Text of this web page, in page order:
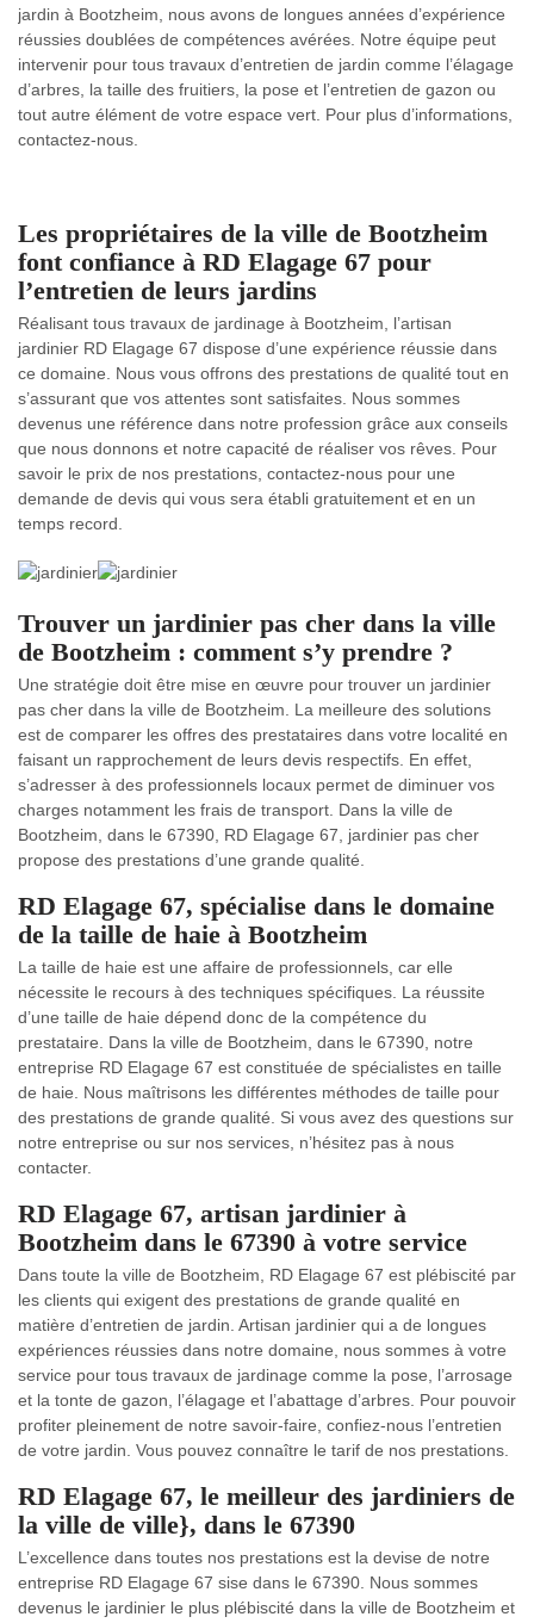
jardin à Bootzheim, nous avons de longues années d’expérience
réussies doublées de compétences avérées. Notre équipe peut
intervenir pour tous travaux d’entretien de jardin comme l’élagage
d’arbres, la taille des fruitiers, la pose et l’entretien de gazon ou
tout autre élément de votre espace vert. Pour plus d’informations,
contactez-nous.
Les propriétaires de la ville de Bootzheim
font confiance à RD Elagage 67 pour
l’entretien de leurs jardins
Réalisant tous travaux de jardinage à Bootzheim, l’artisan
jardinier RD Elagage 67 dispose d’une expérience réussie dans
ce domaine. Nous vous offrons des prestations de qualité tout en
s’assurant que vos attentes sont satisfaites. Nous sommes
devenus une référence dans notre profession grâce aux conseils
que nous donnons et notre capacité de réaliser vos rêves. Pour
savoir le prix de nos prestations, contactez-nous pour une
demande de devis qui vous sera établi gratuitement et en un
temps record.
Trouver un jardinier pas cher dans la ville
de Bootzheim : comment s’y prendre ?
Une stratégie doit être mise en œuvre pour trouver un jardinier
pas cher dans la ville de Bootzheim. La meilleure des solutions
est de comparer les offres des prestataires dans votre localité en
faisant un rapprochement de leurs devis respectifs. En effet,
s’adresser à des professionnels locaux permet de diminuer vos
charges notamment les frais de transport. Dans la ville de
Bootzheim, dans le 67390, RD Elagage 67, jardinier pas cher
propose des prestations d’une grande qualité.
RD Elagage 67, spécialise dans le domaine
de la taille de haie à Bootzheim
La taille de haie est une affaire de professionnels, car elle
nécessite le recours à des techniques spécifiques. La réussite
d’une taille de haie dépend donc de la compétence du
prestataire. Dans la ville de Bootzheim, dans le 67390, notre
entreprise RD Elagage 67 est constituée de spécialistes en taille
de haie. Nous maîtrisons les différentes méthodes de taille pour
des prestations de grande qualité. Si vous avez des questions sur
notre entreprise ou sur nos services, n’hésitez pas à nous
contacter.
RD Elagage 67, artisan jardinier à
Bootzheim dans le 67390 à votre service
Dans toute la ville de Bootzheim, RD Elagage 67 est plébiscité par
les clients qui exigent des prestations de grande qualité en
matière d’entretien de jardin. Artisan jardinier qui a de longues
expériences réussies dans notre domaine, nous sommes à votre
service pour tous travaux de jardinage comme la pose, l’arrosage
et la tonte de gazon, l’élagage et l’abattage d’arbres. Pour pouvoir
profiter pleinement de notre savoir-faire, confiez-nous l’entretien
de votre jardin. Vous pouvez connaître le tarif de nos prestations.
RD Elagage 67, le meilleur des jardiniers de
la ville de ville}, dans le 67390
L’excellence dans toutes nos prestations est la devise de notre
entreprise RD Elagage 67 sise dans le 67390. Nous sommes
devenus le jardinier le plus plébiscité dans la ville de Bootzheim et